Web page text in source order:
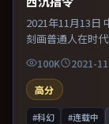
2021年11月13日
刻画普通人在时
镜头与特写交替
词与构图。
100K 2021-
高分
#科幻 #连载中